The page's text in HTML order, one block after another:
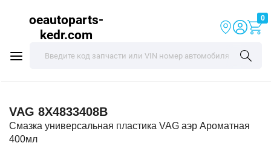
oeautoparts-
kedr.com
0
VAG 8X4833408B
Смазка универсальная пластика VAG аэр Ароматная
400мл